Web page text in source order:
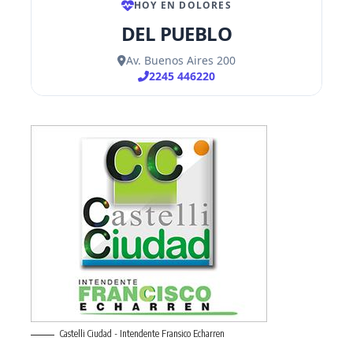
Castelli Ciudad - Intendente Fransico Echarren